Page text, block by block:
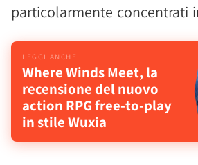
particolarmente concentrati
Where Winds Meet, la
recensione del nuovo
action RPG free-to-play
in stile Wuxia